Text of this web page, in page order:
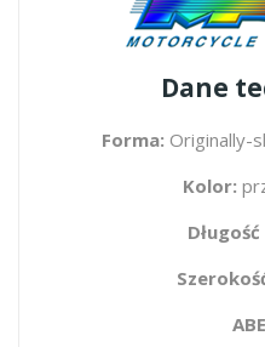
Dane
Forma: Originally-
Kolor: